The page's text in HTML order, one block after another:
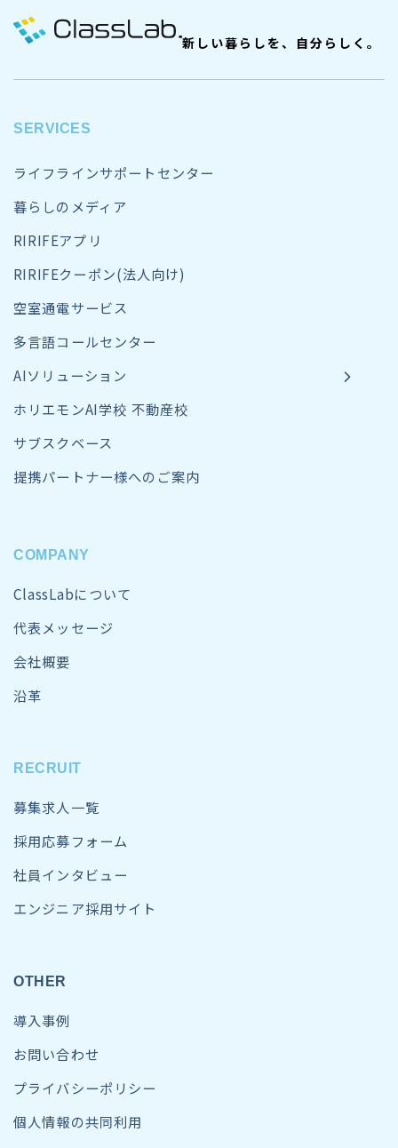
新しい暮らしを、自分らしく。
SERVICES
ライフラインサポートセンター
暮らしのメディア
RIRIFEアプリ
RIRIFEクーポン(法人向け)
空室通電サービス
多言語コールセンター
AIソリューション
ホリエモンAI学校 不動産校
サブスクベース
提携パートナー様へのご案内
COMPANY
ClassLabについて
代表メッセージ
会社概要
沿革
RECRUIT
募集求人一覧
採用応募フォーム
社員インタビュー
エンジニア採用サイト
OTHER
導入事例
お問い合わせ
プライバシーポリシー
個人情報の共同利用